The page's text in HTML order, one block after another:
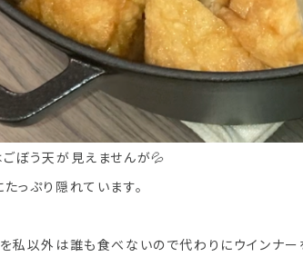
ぼう天が見えませんが💦
っぷり隠れています。
私以外は誰も食べないので代わりにウインナ